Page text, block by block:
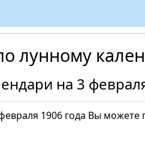
лунному
на 3
1906 года Вы можете